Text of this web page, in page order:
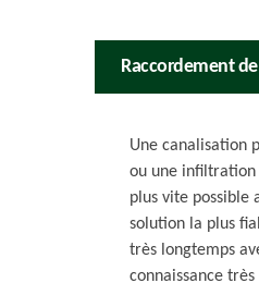
Raccordement
Une canalisation
ou une infiltration
plus vite possible
solution la plus
très longtemps
connaissance